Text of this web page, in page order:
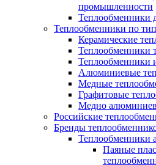
промышленности
Теплообменники
Теплообменники по
Керамические
Теплообменники
Теплообменники
Алюминиевые
Медные
Графитовые
Медно
Российские
Бренды
Теплообменники
Паяные